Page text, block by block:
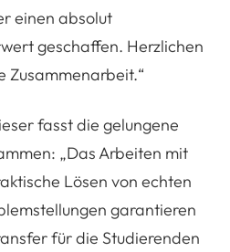
einen absolut
geschaffen. Herzlichen
Zusammenarbeit.“
fasst die gelungene
„Das Arbeiten mit
Lösen von echten
garantieren
für die Studierenden